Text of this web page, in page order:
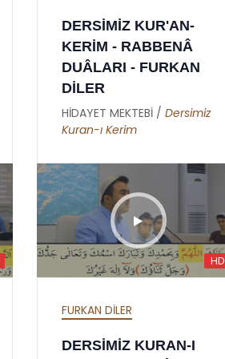
DERSİMİZ KUR'AN-
KERİM - RABBENÂ
DUÂLARI - FURKAN
DİLER
HİDAYET MEKTEBİ /Dersimiz
Kuran-ı Kerim
HD
FURKAN DİLER
DERSİMİZ KURAN-I
ER RAHMAN - 02
HİDAYET MEKTEBİ /Esma-ül
Hüsna